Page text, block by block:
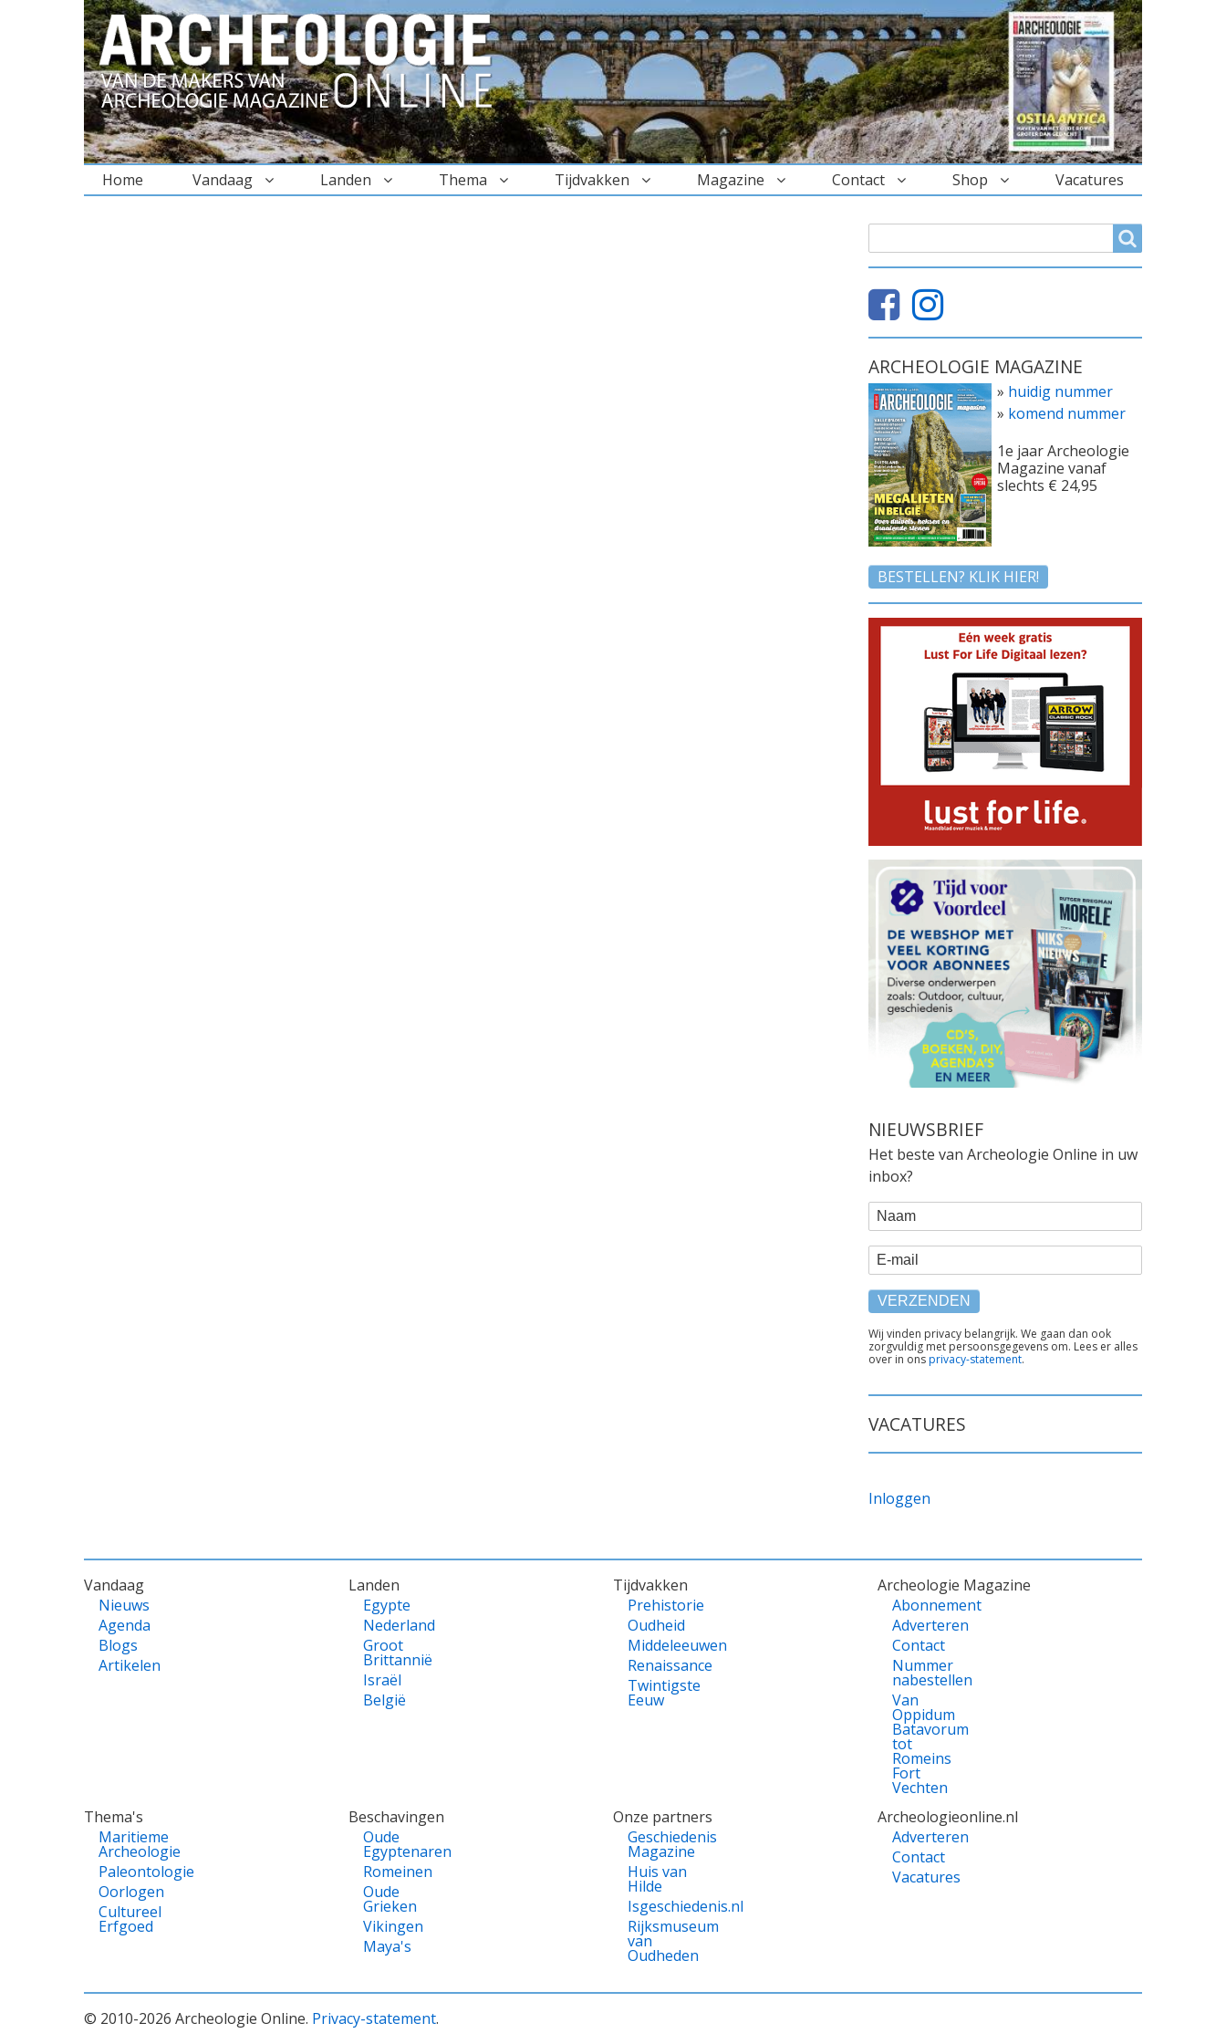
Home Vandaag Landen Thema Tijdvakken Magazine Contact Shop Vacatures
ARCHEOLOGIE MAGAZINE
» huidig nummer
» komend nummer
1e jaar Archeologie
Magazine vanaf
slechts € 24,95
BESTELLEN? KLIK HIER!
NIEUWSBRIEF
Het beste van Archeologie Online in uw
inbox?
WEBFORM
Naam
E-mail
TEKST
ONDER
FORMULIER
Wij vinden privacy belangrijk. We gaan dan ook
zorgvuldig met persoonsgegevens om. Lees er alles
over in onsprivacy-statement.
VACATURES
Inloggen
VOET
Vandaag
Nieuws
Agenda
Blogs
Artikelen
Landen
Egypte
Nederland
Groot
Brittannië
Israël
België
Tijdvakken
Prehistorie
Oudheid
Middeleeuwen
Renaissance
Twintigste
Eeuw
Archeologie Magazine
Abonnement
Adverteren
Contact
Nummer
nabestellen
Van
Oppidum
Batavorum
tot
Romeins
Fort
Vechten
Thema's
Maritieme
Archeologie
Paleontologie
Oorlogen
Cultureel
Erfgoed
Beschavingen
Oude
Egyptenaren
Romeinen
Oude
Grieken
Vikingen
Maya's
Onze partners
Geschiedenis
Magazine
Huis van
Hilde
Isgeschiedenis.nl
Rijksmuseum
van
Oudheden
Archeologieonline.nl
Adverteren
Contact
Vacatures
© 2010-2026 Archeologie Online. Privacy-statement.